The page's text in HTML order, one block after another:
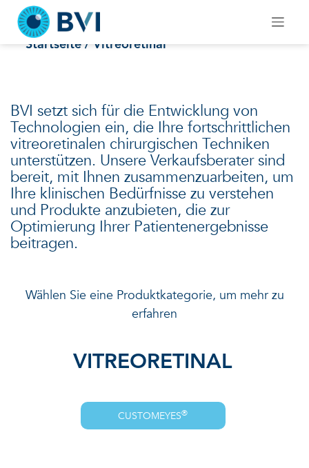
contentVitreoretinal
Startseite / Vitreoretinal
BVI setzt sich für die Entwicklung von
Technologien ein, die Ihre fortschrittlichen
vitreoretinalen chirurgischen Techniken
unterstützen. Unsere Verkaufsberater sind
bereit, mit Ihnen zusammenzuarbeiten, um
Ihre klinischen Bedürfnisse zu verstehen
und Produkte anzubieten, die zur
Optimierung Ihrer Patientenergebnisse
beitragen.
Wählen Sie eine Produktkategorie, um mehr zu
erfahren
VITREORETINAL
CUSTOMEYES®